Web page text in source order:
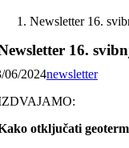
Newsletter 16.
16.
06/2024newsletter
otključati